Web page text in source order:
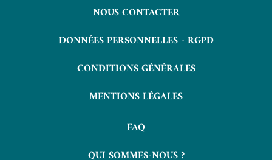
NOUS CONTACTER
DONNÉES PERSONNELLES - RGPD
CONDITIONS GÉNÉRALES
MENTIONS LÉGALES
FAQ
QUI SOMMES-NOUS ?